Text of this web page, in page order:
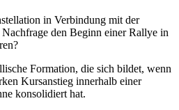
in Verbindung mit der
den Beginn einer Rallye in
Formation, die sich bildet, wenn
Kursanstieg innerhalb einer
konsolidiert hat.